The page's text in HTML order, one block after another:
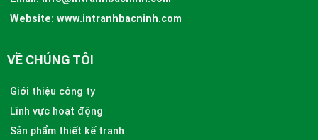
Website: www.intranhbacninh.com
VỀ CHÚNG TÔI
Giới thiệu công ty
Lĩnh vực hoạt động
Sản phẩm thiết kế tranh